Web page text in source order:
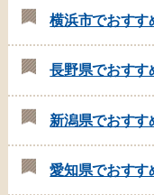
横浜市でおすす
長野県でおすす
新潟県でおすす
愛知県でおすす